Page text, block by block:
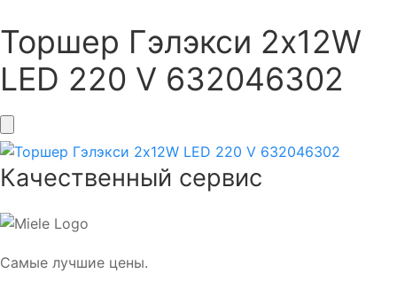
Торшер Гэлэкси 2х12W
LED 220 V 632046302
Качественный сервис
Самые лучшие цены.